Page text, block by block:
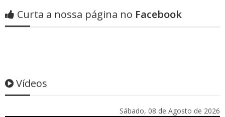
Curta a nossa página no Facebook
Vídeos
Sábado, 08 de Agosto de 2026